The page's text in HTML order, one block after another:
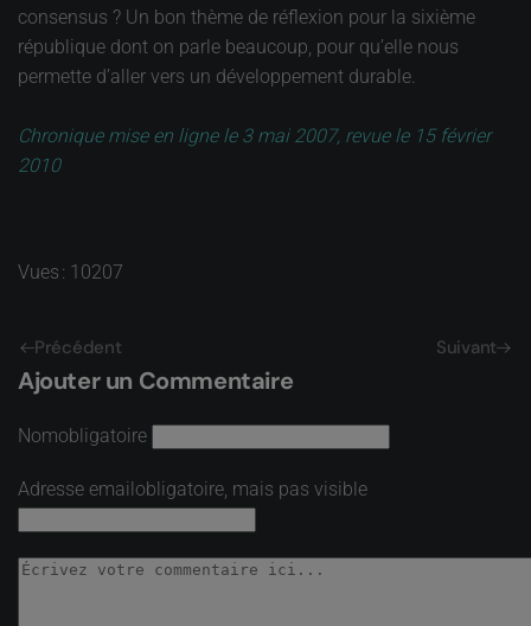
consensus ? Un bon thème de réflexion pour la sixième
république dont on parle beaucoup, pour qu’elle nous
permette d’aller vers un développement durable.
Chronique mise en ligne le 3 mai 2007, revue le 15 février
2010
Vues : 10207
Précédent Suivant
Ajouter un Commentaire
Nomobligatoire
Adresse emailobligatoire, mais pas visible